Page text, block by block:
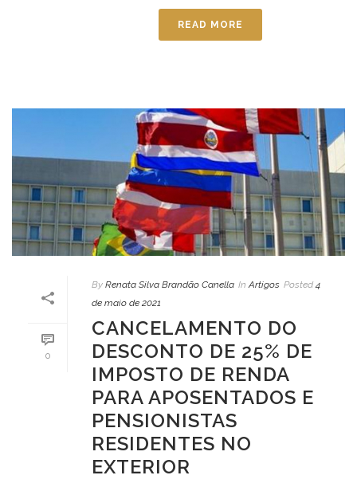
READ MORE
0
By Renata Silva Brandão Canella In Artigos Posted 4
de maio de 2021
CANCELAMENTO DO
DESCONTO DE 25% DE
IMPOSTO DE RENDA
PARA APOSENTADOS E
PENSIONISTAS
RESIDENTES NO
EXTERIOR